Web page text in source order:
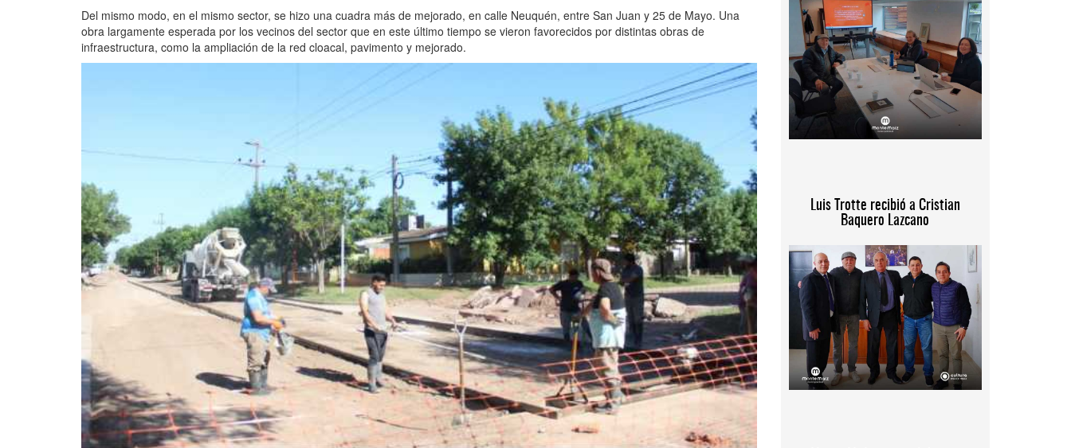
Del mismo modo, en el mismo sector, se hizo una cuadra más de mejorado, en calle Neuquén, entre San Juan y 25 de Mayo. Una
obra largamente esperada por los vecinos del sector que en este último tiempo se vieron favorecidos por distintas obras de
infraestructura, como la ampliación de la red cloacal, pavimento y mejorado.
Luis Trotte recibió a Cristian
Baquero Lazcano